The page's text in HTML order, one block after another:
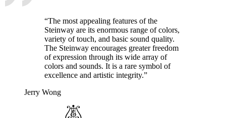
“The most appealing features of the
Steinway are its enormous range of colors,
variety of touch, and basic sound quality.
The Steinway encourages greater freedom
of expression through its wide array of
colors and sounds. It is a rare symbol of
excellence and artistic integrity.”
Jerry Wong